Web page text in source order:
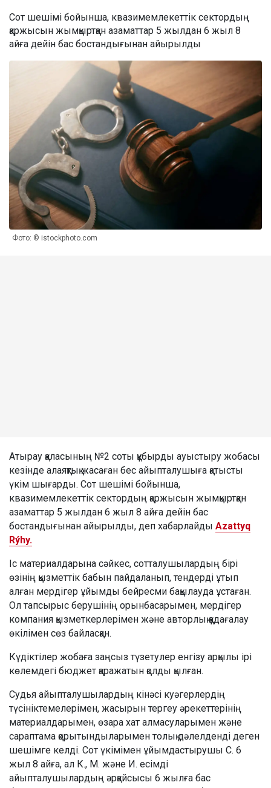
Сот шешімі бойынша, квазимемлекеттік сектордың
қаржысын жымқыртқан азаматтар 5 жылдан 6 жыл 8
айға дейін бас бостандығынан айырылды
Фото: © istockphoto.com
Атырау қаласының №2 соты құбырды ауыстыру жобасы
кезінде алаяқтық жасаған бес айыпталушыға қатысты
үкім шығарды. Сот шешімі бойынша,
квазимемлекеттік сектордың қаржысын жымқыртқан
азаматтар 5 жылдан 6 жыл 8 айға дейін бас
бостандығынан айырылды, деп хабарлайды Azattyq
Rýhy.
Іс материалдарына сәйкес, сотталушылардың бірі
өзінің қызметтік бабын пайдаланып, тендерді ұтып
алған мердігер ұйымды бейресми бақылауда ұстаған.
Ол тапсырыс берушінің орынбасарымен, мердігер
компания қызметкерлерімен және авторлық қадағалау
өкілімен сөз байласқан.
Күдіктілер жобаға заңсыз түзетулер енгізу арқылы ірі
көлемдегі бюджет қаражатын қолды қылған.
Судья айыпталушылардың кінәсі куәгерлердің
түсініктемелерімен, жасырын тергеу әрекеттерінің
материалдарымен, өзара хат алмасуларымен және
сараптама қорытындыларымен толық дәлелденді деген
шешімге келді. Сот үкімімен ұйымдастырушы С. 6
жыл 8 айға, ал К., М. және И. есімді
айыпталушылардың әрқайсысы 6 жылға бас